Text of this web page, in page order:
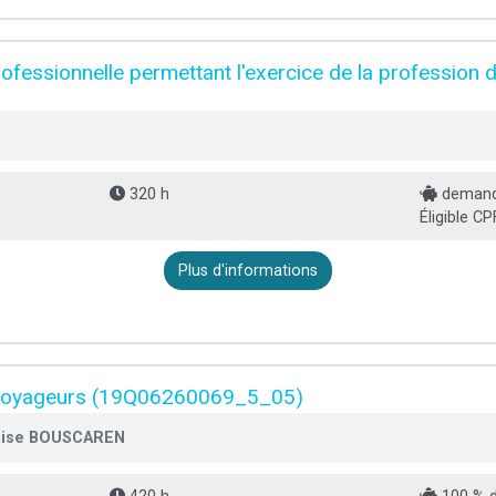
permettant l'exercice de la profession
320 h
Éligible
Plus d'informations
(19Q06260069_5_05)
BOUSCAREN